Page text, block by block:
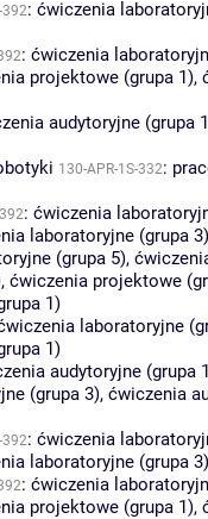
392: ćwiczenia
: ćwiczenia
projektowe (grupa 1),
audytoryjne (grupa
130-APR-1S-332:
: ćwiczenia
laboratoryjne (grupa 3)
(grupa 5),
, ćwiczenia projektowe
1)
laboratoryjne
1)
audytoryjne (grupa
(grupa 3), ćwiczenia
392: ćwiczenia
laboratoryjne (grupa 3)
: ćwiczenia
projektowe (grupa 1),